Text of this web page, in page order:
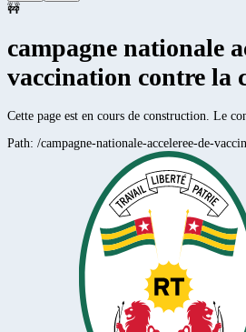
🚧
campagne nationale
vaccination contre la
Cette page est en cours de construction. Le
Path: /campagne-nationale-acceleree-de-